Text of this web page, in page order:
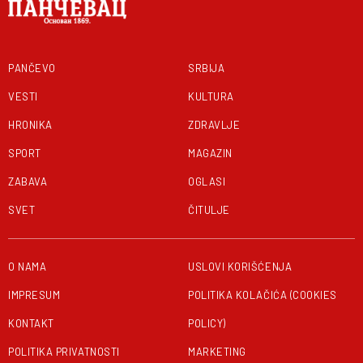
PANČEVO
VESTI
HRONIKA
SPORT
ZABAVA
SVET
SRBIJA
KULTURA
ZDRAVLJE
MAGAZIN
OGLASI
ČITULJE
O NAMA
IMPRESUM
KONTAKT
POLITIKA PRIVATNOSTI
USLOVI KORIŠĆENJA
POLITIKA KOLAČIĆA (COOKIES
POLICY)
MARKETING